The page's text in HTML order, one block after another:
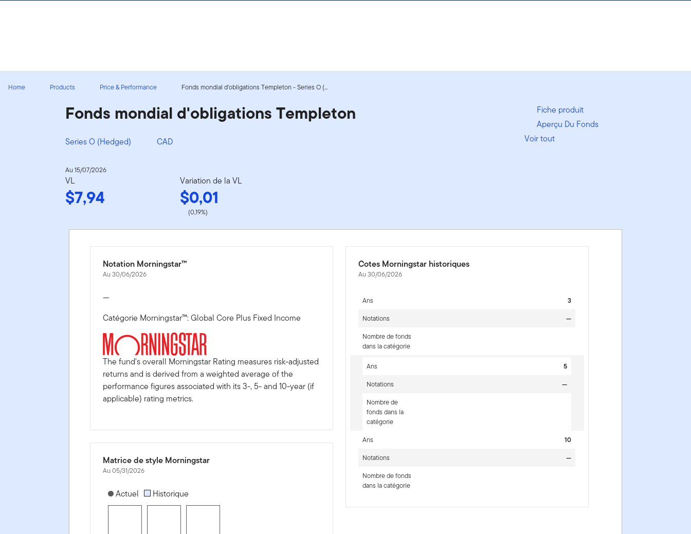
Home Products Price & Performance Fonds mondial d'obligations Templeton - Series O (...
Fonds mondial d'obligations Templeton
Series O (Hedged) CAD
Fiche produit
Aperçu Du Fonds
Voir tout
Au 15/07/2026
VL
$7,94
Variation de la VL
$0,01
(0,19%)
Notation Morningstar™
Au 30/06/2026
—
Catégorie Morningstar™: Global Core Plus Fixed Income
The fund's overall Morningstar Rating measures risk-adjusted
returns and is derived from a weighted average of the
performance figures associated with its 3-, 5- and 10-year (if
applicable) rating metrics.
Matrice de style Morningstar
Au 05/31/2026
[products.morningstar-stylebox-title-sr-fixed]
Actuel Historique
Cotes Morningstar historiques
Au 30/06/2026
Ans
3
Notations
—
Nombre de fonds
dans la catégorie
Ans
5
Notations
—
Nombre de
fonds dans la
catégorie
Ans
10
Notations
—
Nombre de fonds
dans la catégorie